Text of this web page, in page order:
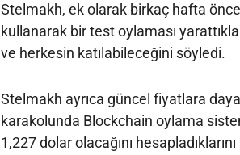
Stelmakh, ek olarak birkaç hafta önce
kullanarak bir test oylaması
ve herkesin katılabileceğini söyledi.
Stelmakh ayrıca güncel fiyatlara
karakolunda Blockchain oylama
1,227 dolar olacağını